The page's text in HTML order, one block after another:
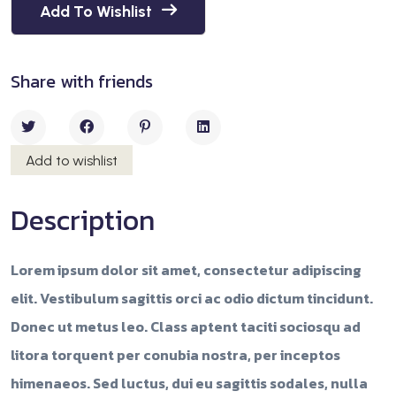
Add To Wishlist
Share with friends
Add to wishlist
Description
Lorem ipsum dolor sit amet, consectetur adipiscing
elit. Vestibulum sagittis orci ac odio dictum tincidunt.
Donec ut metus leo. Class aptent taciti sociosqu ad
litora torquent per conubia nostra, per inceptos
himenaeos. Sed luctus, dui eu sagittis sodales, nulla